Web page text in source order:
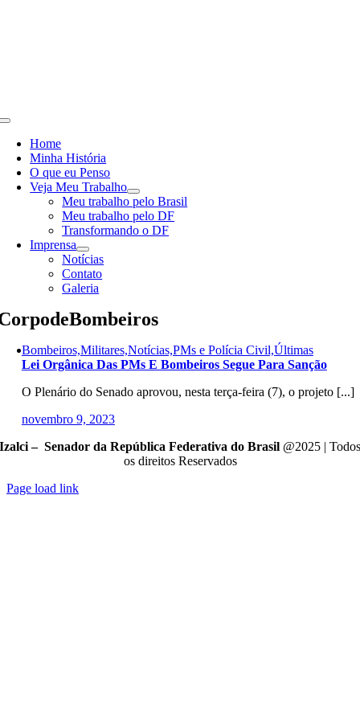
Toggle
NavigationHome
Minha História
O que eu Penso
Veja Meu Trabalho
Meu trabalho pelo Brasil
Meu trabalho pelo DF
Transformando o DF
Imprensa
Notícias
Contato
Galeria
Bombeiros,Militares,Notícias,PMs e Polícia Civil,Últimas
Lei Orgânica Das PMs E Bombeiros Segue Para Sanção
O Plenário do Senado aprovou, nesta terça-feira (7), o projeto [...]
novembro 9, 2023
Izalci – Senador da República Federativa do Brasil @2025 | Todos
os direitos Reservados
Page load link